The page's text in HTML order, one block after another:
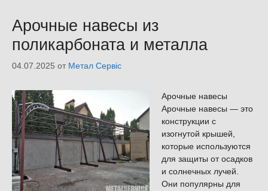
Арочные навесы из
поликарбоната и металла
04.07.2025 от Метал Сервіс
Арочные навесы
Арочные навесы — это
конструкции с
изогнутой крышей,
которые используются
для защиты от осадков
и солнечных лучей.
Они популярны для